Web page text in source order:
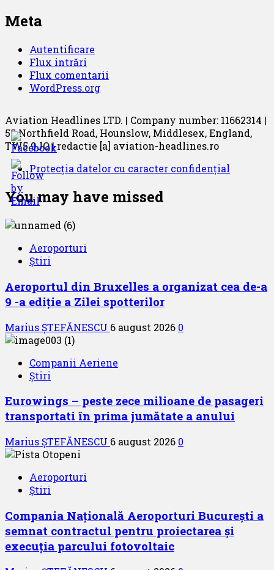
Meta
Autentificare
Flux intrări
Flux comentarii
WordPress.org
Aviation Headlines LTD. | Company number: 11662314 |
55 Northfield Road, Hounslow, Middlesex, England,
TW5 9JQ | redactie [a] aviation-headlines.ro
Protecția datelor cu caracter confidențial
You may have missed
Aeroporturi
Știri
Aeroportul din Bruxelles a organizat cea de-a
9 -a ediție a Zilei spotterilor
Marius ȘTEFĂNESCU 6 august 2026 0
Companii Aeriene
Știri
Eurowings – peste zece milioane de pasageri
transportati în prima jumătate a anului
Marius ȘTEFĂNESCU 6 august 2026 0
Aeroporturi
Știri
Compania Națională Aeroporturi București a
semnat contractul pentru proiectarea și
execuția parcului fotovoltaic